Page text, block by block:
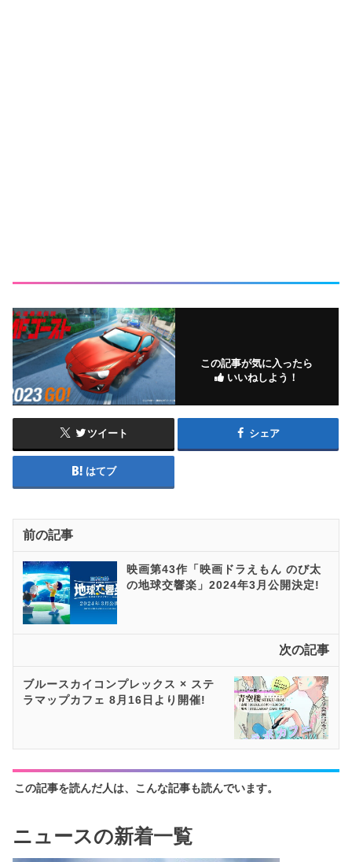
この記事が気に入ったら
いいねしよう！
ツイート シェア
はてブ
前の記事
映画第43作「映画ドラえもん のび太
の地球交響楽」2024年3月公開決定!
次の記事
ブルースカイコンプレックス × ステ
ラマップカフェ 8月16日より開催!
この記事を読んだ人は、こんな記事も読んでいます。
ニュースの新着一覧